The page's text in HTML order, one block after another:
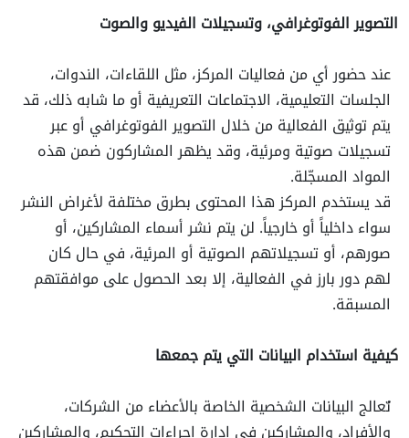
التصوير الفوتوغرافي، وتسجيلات الفيديو والصوت
عند حضور أي من فعاليات المركز، مثل اللقاءات، الندوات،
الجلسات التعليمية، الاجتماعات التعريفية أو ما شابه ذلك، قد
يتم توثيق الفعالية من خلال التصوير الفوتوغرافي أو عبر
تسجيلات صوتية ومرئية، وقد يظهر المشاركون ضمن هذه
المواد المسجّلة.
قد يستخدم المركز هذا المحتوى بطرق مختلفة لأغراض النشر
سواء داخلياً أو خارجياً. لن يتم نشر أسماء المشاركين، أو
صورهم، أو تسجيلاتهم الصوتية أو المرئية، في حال كان
لهم دور بارز في الفعالية، إلا بعد الحصول على موافقتهم
المسبقة.
كيفية استخدام البيانات التي يتم جمعها
تُعالج البيانات الشخصية الخاصة بالأعضاء من الشركات،
والأفراد، والمشاركين في إدارة إجراءات التحكيم، والمشاركين